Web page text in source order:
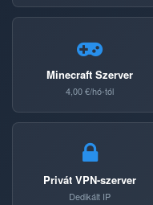
Minecraft Szerver
4,00 €/hó-tól
Privát VPN-szerver
Dedikált IP